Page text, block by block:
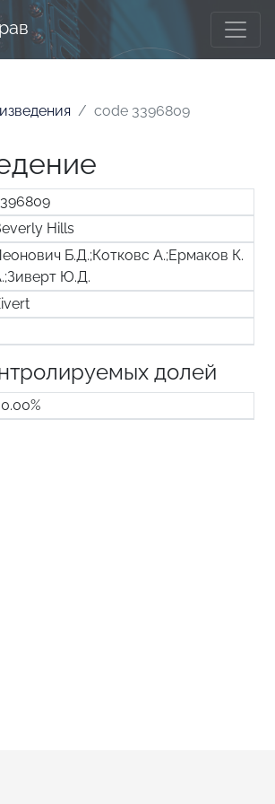
code 3396809
Hills
Б.Д.;Котковс А.;Ермаков К.
Ю.Д.
долей